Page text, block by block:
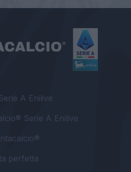
A Enilive
Serie A Enilive
perfetta